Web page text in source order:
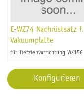
E-WZ74 Nachrüstsatz f.
Vakuumplatte
für Tiefziehvorrichtung WZ156
Konfigurieren